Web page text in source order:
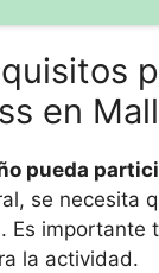
en
pueda
se necesita
Es
la actividad.